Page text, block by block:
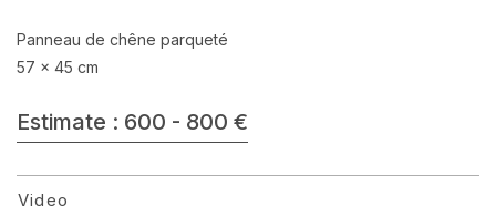
Panneau de chêne parqueté
57 x 45 cm
Estimate : 600 - 800 €
Video